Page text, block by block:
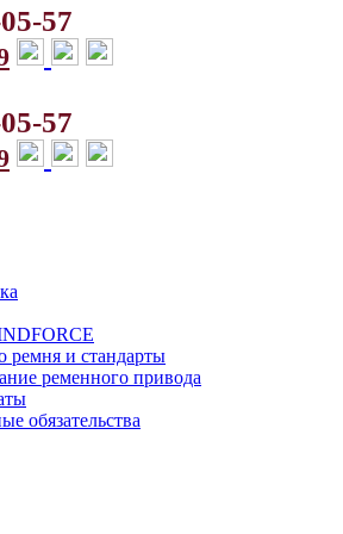
57
57
ремня и стандарты
ременного привода
обязательства